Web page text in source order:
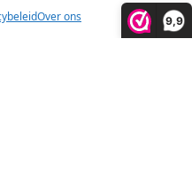
9,9
Over ons